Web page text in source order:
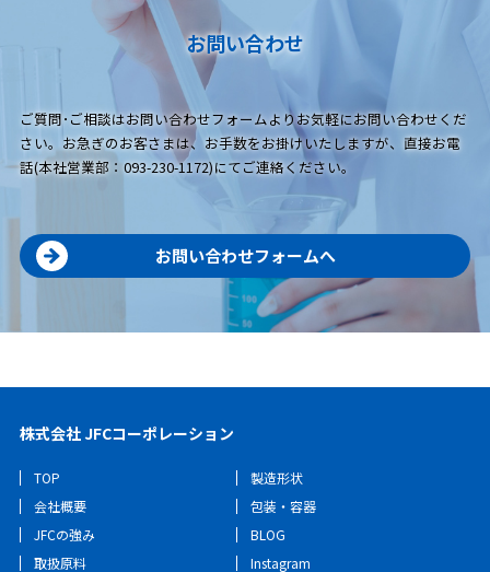
お問い合わせ
ご質問･ご相談はお問い合わせフォームよりお気軽にお問い合わせくだ
さい。お急ぎのお客さまは、お手数をお掛けいたしますが、直接お電
話(本社営業部：093-230-1172)にてご連絡ください。
お問い合わせフォームへ
株式会社 JFCコーポレーション
TOP
会社概要
JFCの強み
取扱原料
製造形状
包装・容器
BLOG
Instagram